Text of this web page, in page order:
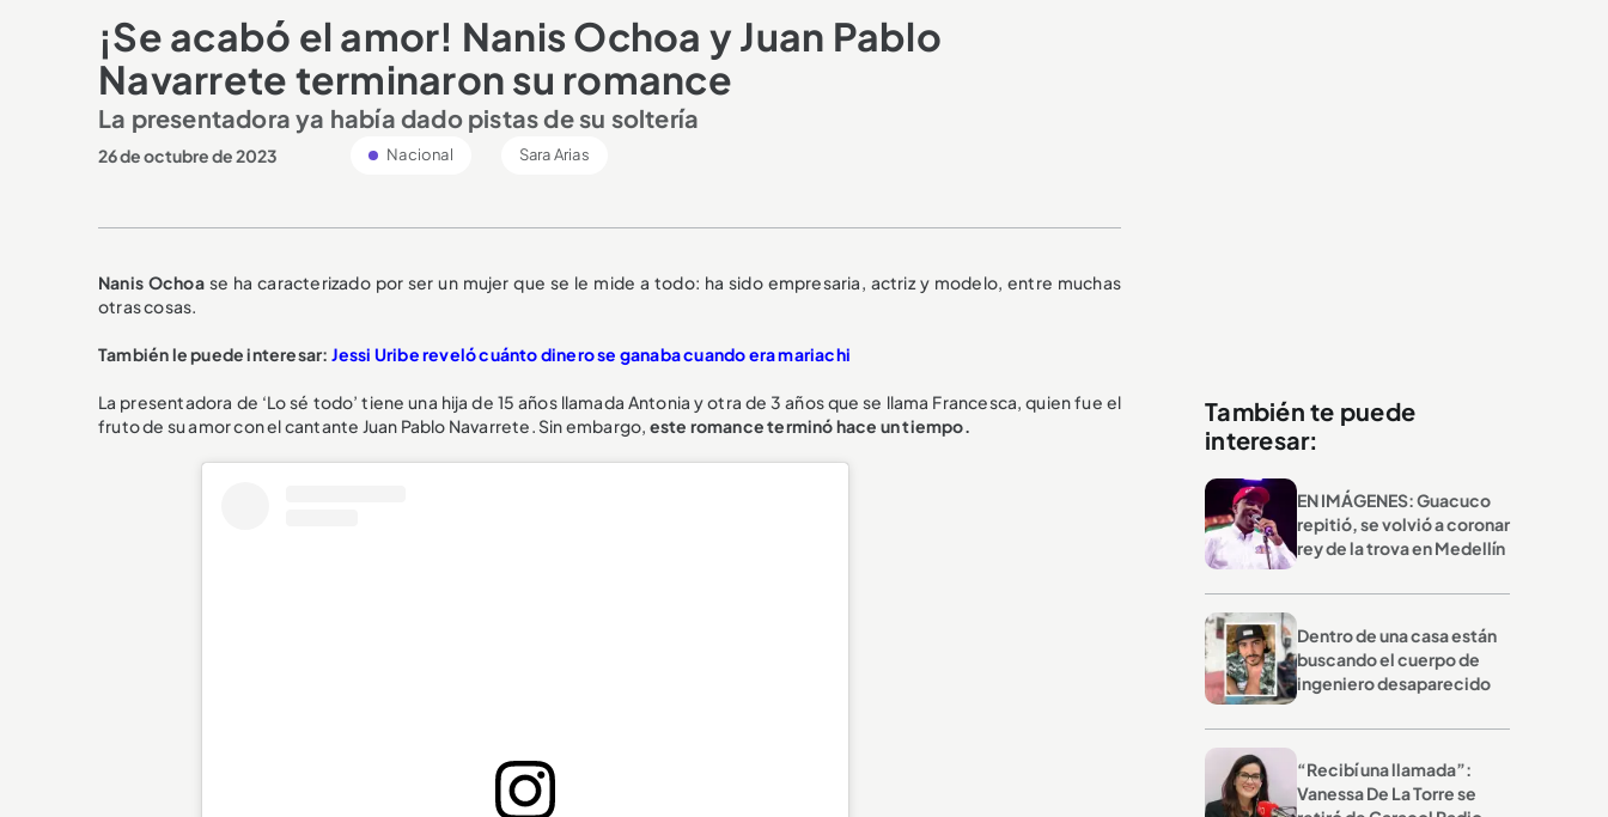
¡Se acabó el amor! Nanis Ochoa y Juan Pablo
Navarrete terminaron su romance
La presentadora ya había dado pistas de su soltería
26 de octubre de 2023 Nacional Sara Arias
Nanis Ochoase ha caracterizado por ser un mujer que se le mide a todo: ha sido empresaria, actriz y modelo, entre muchas
otras cosas.
También le puede interesar: Jessi Uribe reveló cuánto dinero se ganaba cuando era mariachi
La presentadora de ‘Lo sé todo’ tiene una hija de 15 años llamada Antonia y otra de 3 años que se llama Francesca, quien fue el
fruto de su amor con el cantante Juan Pablo Navarrete. Sin embargo, este romance terminó hace un tiempo.
También te puede
interesar:
EN IMÁGENES: Guacuco
repitió, se volvió a coronar
rey de la trova en Medellín
Dentro de una casa están
buscando el cuerpo de
ingeniero desaparecido
“Recibí una llamada”:
Vanessa De La Torre se